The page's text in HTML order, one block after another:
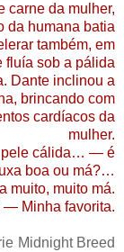
carne da mulher,
da humana batia
também, em
fluía sob a pálida
Dante inclinou a
brincando com
cardíacos da
mulher.
pele cálida… — é
boa ou má?…
muito, muito má.
— Minha favorita.
Midnight Breed